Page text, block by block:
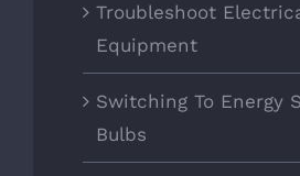
Troubleshoot
Equipment
Switching To Energy
Bulbs